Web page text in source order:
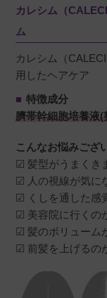
カレシム（
ム
カレシム（
用したヘアケア
■ 特徴成分
臍帯幹細胞培養液
こんなお悩みござ
☑ 髪型がうまくき
☑ 人の視線が気に
☑ くしを通した感
☑ 美容院に行くの
☑ 髪のボリューム
☑ 前髪を上げるの